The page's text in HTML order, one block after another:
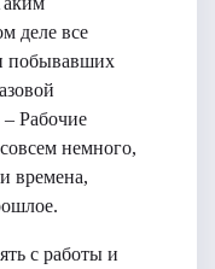
деле все
побывавших
Рабочие
немного,
времена,
с работы и